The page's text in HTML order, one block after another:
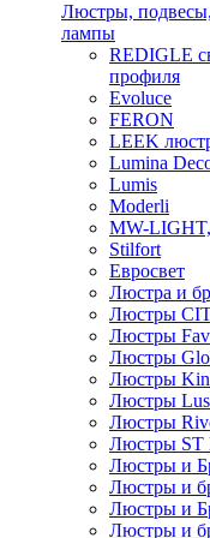
Люстры,
лампы
REDIGLE
профиля
Evoluce
FERON
LEEK
Lumina
Lumis
Moderli
MW-
Stilfort
Евросвет
Люстра и
Люстры
Люстры
Люстры
Люстры
Люстры
Люстры
Люстры ST
Люстры и
Люстры и
Люстры и
Люстры и